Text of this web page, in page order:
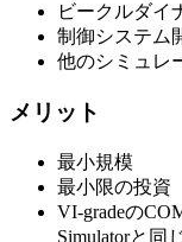
ビークルダイ
制御システム
他のシミュレ
メリット
最小規模
最小限の投資
VI-gradeの
Simulatorと同